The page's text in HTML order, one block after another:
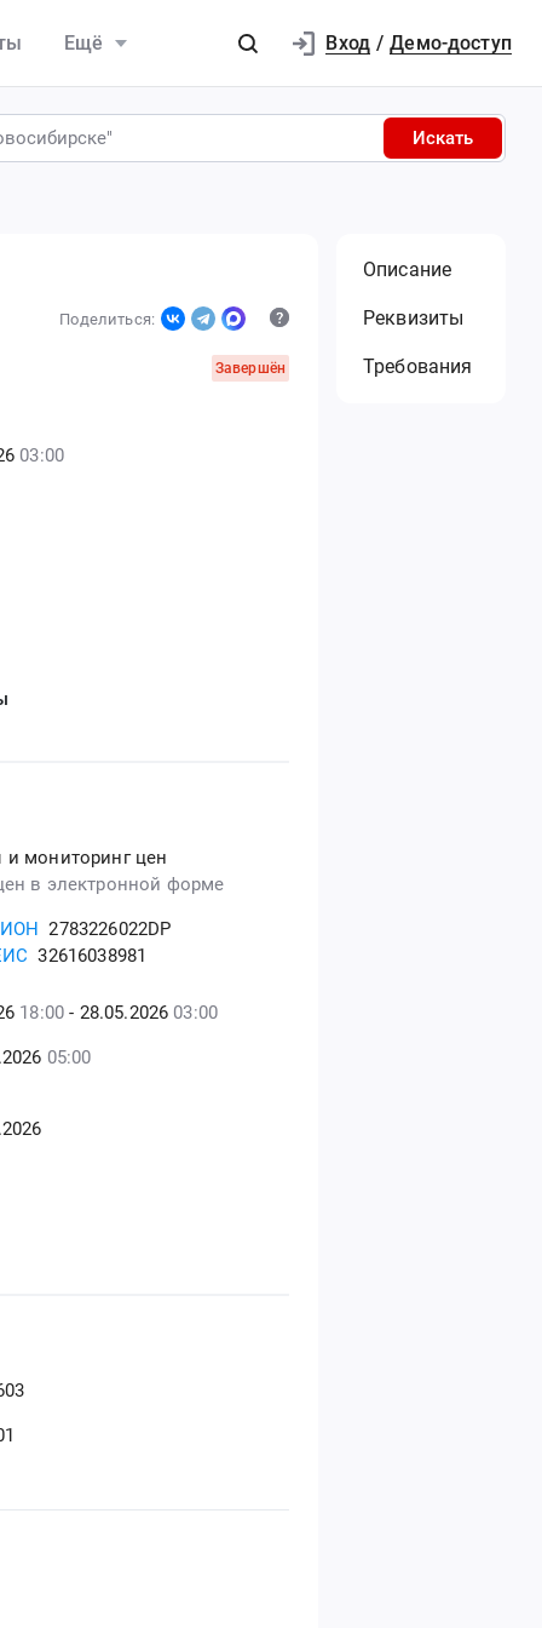
Ещё Вход / Демо-доступ
Искать
Поделиться:
Завершён
03:00
и мониторинг цен
в электронной форме
2783226022DP
32616038981
18:00 - 28.05.2026 03:00
05:00
Описание
Реквизиты
Требования